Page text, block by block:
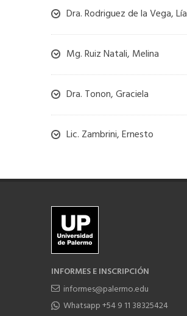
Dra. Rodriguez de la Vega, Lía
Mg. Ruiz Natali, Melina
Dra. Tonon, Graciela
Lic. Zambrini, Ernesto
INFORMES E INSCRIPCIÓN
informes@palermo.edu
Whatsapp +54 9 11 38325424